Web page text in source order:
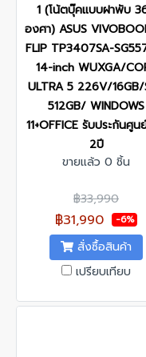
1 (โน้ตบุ๊คแบบฝาพับ
องศา) ASUS
FLIP TP3407SA-
14-inch WUXGA/
ULTRA 5 226V/16GB/
512GB/ WINDOWS
11+OFFICE รับประกันศูน
2ปี
ขายแล้ว 0 ชิ้น
฿33,990
฿31,990 -6%
สั่งซื้อสินค้า
เปรียบเทียบ